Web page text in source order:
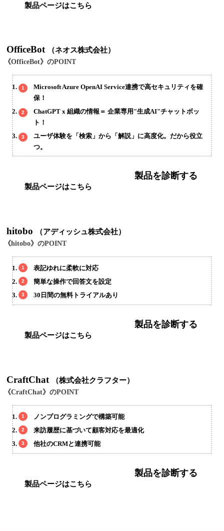
製品ページはこちら
OfficeBot （ネオス株式会社）
《OfficeBot》のPOINT
Microsoft Azure OpenAI Service連携で高セキュリティを確
保！
ChatGPT x 組織の情報＝ 企業専用"生成AI"チャットボッ
ト！
ユーザ体験を「検索」から「解説」に高度化。だから役立
つ。
製品ページはこちら
製品を診断する
hitobo （アディッシュ株式会社）
《hitobo》のPOINT
表記ゆれに柔軟に対応
簡単な操作で回答文を設定
30日間の無料トライアルあり
製品ページはこちら
製品を診断する
CraftChat （株式会社クラフター）
《CraftChat》のPOINT
ノンプログラミングで構築可能
来訪履歴に基づいて顧客対応を最適化
他社のCRMと連携可能
製品ページはこちら
製品を診断する